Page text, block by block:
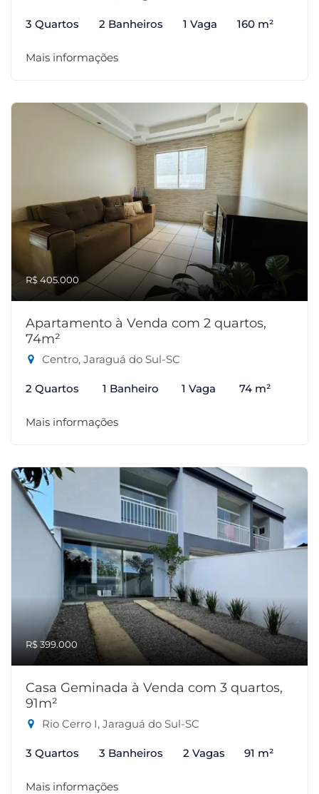
3 Quartos 2 Banheiros 1 Vaga 160 m²
Mais informações
R$ 405.000
Apartamento à Venda com 2 quartos,
74m²
Centro, Jaraguá do Sul-SC
2 Quartos 1 Banheiro 1 Vaga 74 m²
Mais informações
R$ 399.000
Casa Geminada à Venda com 3 quartos,
91m²
Rio Cerro I, Jaraguá do Sul-SC
3 Quartos 3 Banheiros 2 Vagas 91 m²
Mais informações